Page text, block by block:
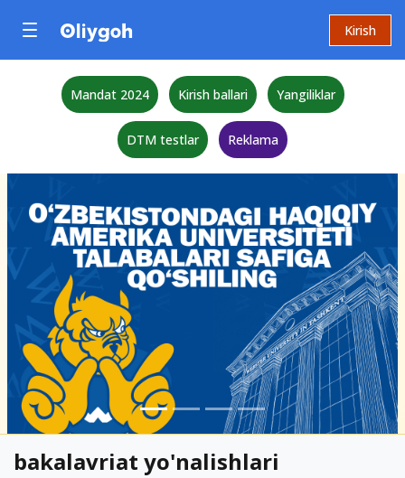
Kirish
Mandat 2024 Kirish ballari Yangiliklar
DTM testlar Reklama
bakalavriat yo'nalishlari